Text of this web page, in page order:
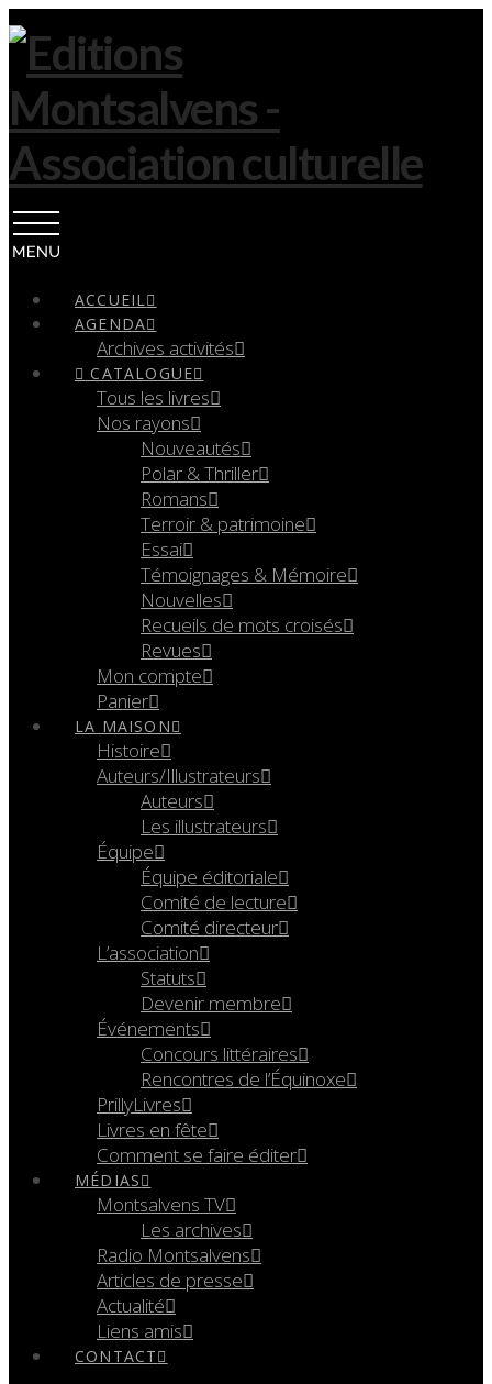
ACCUEIL
AGENDA
Archives activités
CATALOGUE
Tous les livres
Nos rayons
Nouveautés
Polar & Thriller
Romans
Terroir & patrimoine
Essai
Témoignages & Mémoire
Nouvelles
Recueils de mots croisés
Revues
Mon compte
Panier
LA MAISON
Histoire
Auteurs/Illustrateurs
Auteurs
Les illustrateurs
Équipe
Équipe éditoriale
Comité de lecture
Comité directeur
L’association
Statuts
Devenir membre
Événements
Concours littéraires
Rencontres de l’Équinoxe
PrillyLivres
Livres en fête
Comment se faire éditer
MÉDIAS
Montsalvens TV
Les archives
Radio Montsalvens
Articles de presse
Actualité
Liens amis
CONTACT